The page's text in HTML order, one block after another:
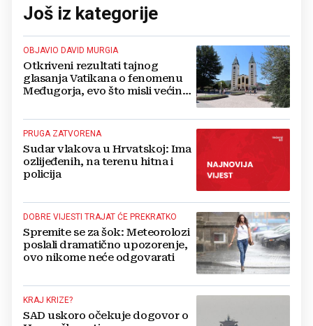
Još iz kategorije
OBJAVIO DAVID MURGIA
Otkriveni rezultati tajnog
glasanja Vatikana o fenomenu
Međugorja, evo što misli većina
PRUGA ZATVORENA
Sudar vlakova u Hrvatskoj: Ima
ozlijeđenih, na terenu hitna i
policija
DOBRE VIJESTI TRAJAT ĆE PREKRATKO
Spremite se za šok: Meteorolozi
poslali dramatično upozorenje,
ovo nikome neće odgovarati
KRAJ KRIZE?
SAD uskoro očekuje dogovor o